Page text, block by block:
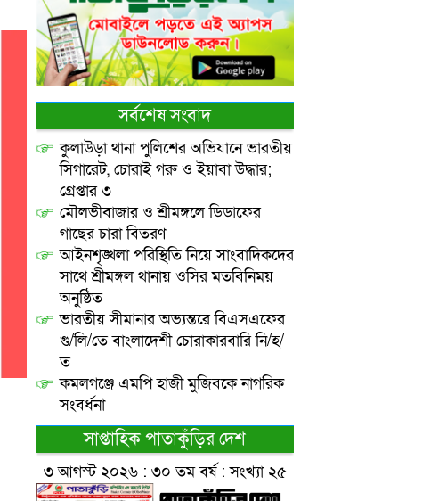
সর্বশেষ সংবাদ
কুলাউড়া থানা পুলিশের অভিযানে ভারতীয়
সিগারেট, চোরাই গরু ও ইয়াবা উদ্ধার;
গ্রেপ্তার ৩
মৌলভীবাজার ও শ্রীমঙ্গলে ডিডাফের
গাছের চারা বিতরণ
আইনশৃঙ্খলা পরিস্থিতি নিয়ে সাংবাদিকদের
সাথে শ্রীমঙ্গল থানায় ওসির মতবিনিময়
অনুষ্ঠিত
ভারতীয় সীমানার অভ্যন্তরে বিএসএফের
গু/লি/তে বাংলাদেশী চোরাকারবারি নি/হ/
ত
কমলগঞ্জে এমপি হাজী মুজিবকে নাগরিক
সংবর্ধনা
সাপ্তাহিক পাতাকুঁড়ির দেশ
৩ আগস্ট ২০২৬ : ৩০ তম বর্ষ : সংখ্যা ২৫